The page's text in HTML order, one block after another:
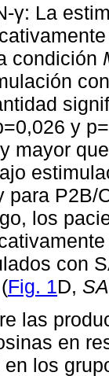
γ: La
condición
y
mayor
para P2B/
los
con
Fig. 1 D,
las
en
en los